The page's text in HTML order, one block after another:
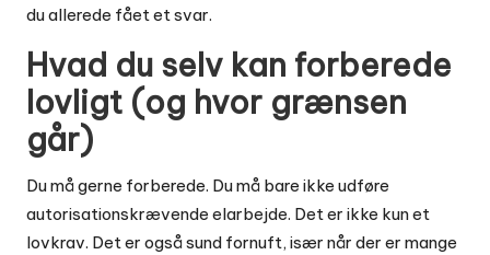
du allerede fået et svar.
Hvad du selv kan forberede
lovligt (og hvor grænsen
går)
Du må gerne forberede. Du må bare ikke udføre
autorisationskrævende elarbejde. Det er ikke kun et
lovkrav. Det er også sund fornuft, især når der er mange